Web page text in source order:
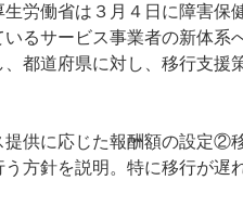
労働省は３月４日に障害保
るサービス事業者の新体系
都道府県に対し、移行支
供に応じた報酬額の設定②
方針を説明。特に移行が遅